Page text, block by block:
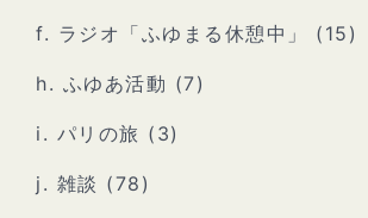
f. ラジオ「ふゆまる休憩中」 (15)
h. ふゆあ活動 (7)
i. パリの旅 (3)
j. 雑談 (78)